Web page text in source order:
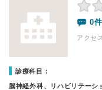
0件
アクセ
診療科目：
脳神経外科、リハビリテーシ